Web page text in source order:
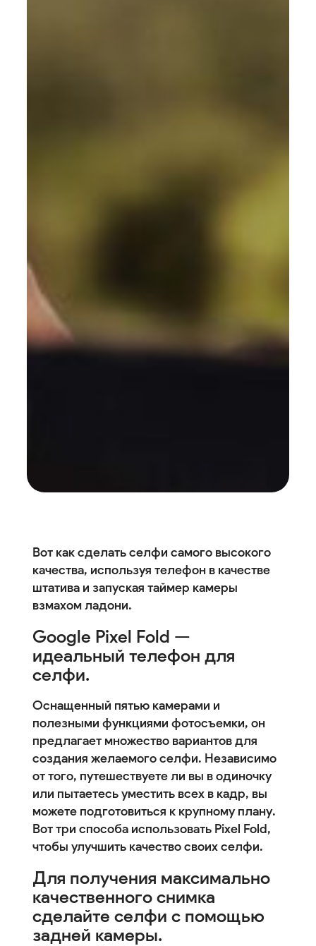
Вот как сделать селфи самого высокого
качества, используя телефон в качестве
штатива и запуская таймер камеры
взмахом ладони.
Google Pixel Fold —
идеальный телефон для
селфи.
Оснащенный пятью камерами и
полезными функциями фотосъемки, он
предлагает множество вариантов для
создания желаемого селфи. Независимо
от того, путешествуете ли вы в одиночку
или пытаетесь уместить всех в кадр, вы
можете подготовиться к крупному плану.
Вот три способа использовать Pixel Fold,
чтобы улучшить качество своих селфи.
Для получения максимально
качественного снимка
сделайте селфи с помощью
задней камеры.